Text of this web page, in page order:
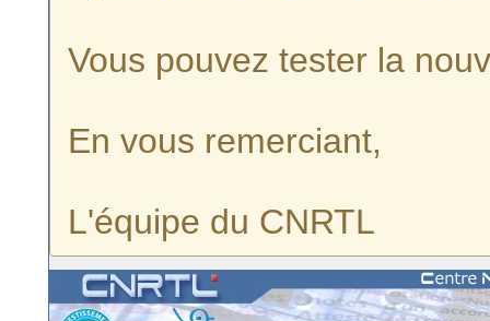
Vous pouvez tester la
En vous remerciant,
L'équipe du CNRTL